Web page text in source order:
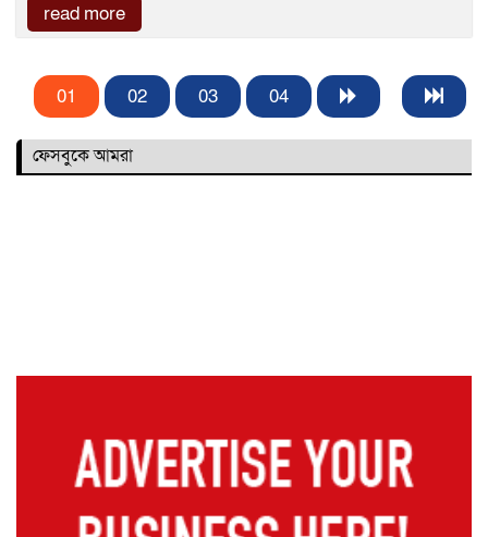
read more
01 02 03 04
ফেসবুকে আমরা